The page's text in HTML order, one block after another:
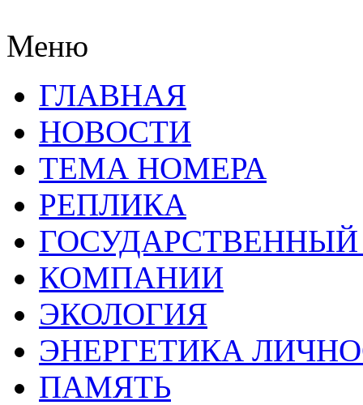
Меню
ГЛАВНАЯ
НОВОСТИ
ТЕМА НОМЕРА
РЕПЛИКА
КОМПАНИИ
ЭКОЛОГИЯ
ЭНЕРГЕТИКА
ПАМЯТЬ